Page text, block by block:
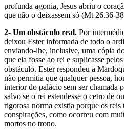
profunda agonia, Jesus abriu o
que não o deixassem só (Mt 26.36-
2- Um obstáculo real. Por
deixou Ester informada de todo o
enviando-lhe, inclusive, uma cópia
que ela fosse ao rei e suplicasse
obstáculo. Ester respondeu a
não permitia que qualquer pessoa,
interior do palácio sem ser chamada
salvo se o rei estendesse o cetro de
rigorosa norma existia porque os reis
conspirações, como ocorreu com
mortos no trono.